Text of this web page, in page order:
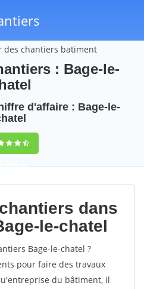
des chantiers batiment
: Bage-le-
d'affaire : Bage-le-
68
votes
dans
le-chatel
Bage-le-chatel ?
pour faire des travaux
du bâtiment, il